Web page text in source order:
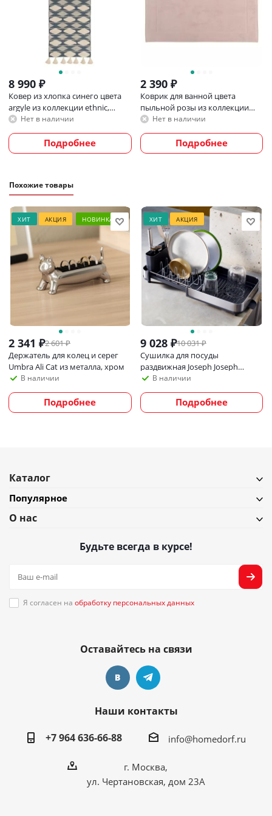
8 990 ₽
Ковер из хлопка синего цвета
argyle из коллекции ethnic,
70х160 см
Нет в наличии
Подробнее
2 390₽
Коврик для ванной цвета
пыльной розы из коллекции
Tkano Essential, 50х80 см
Нет в наличии
Подробнее
Похожие товары
ХИТ АКЦИЯ НОВИНКА
2 341 ₽2 601₽
Держатель для колец и серег
Umbra Ali Cat из металла, хром
В наличии
Подробнее
ХИТ АКЦИЯ
9 028₽10 031₽
Сушилка для посуды
раздвижная Joseph Joseph
Extend Steel Slim
В наличии
Подробнее
Каталог
Популярное
О нас
Будьте всегда в курсе!
Я согласен на обработку персональных данных
Оставайтесь на связи
Наши контакты
+7 964 636-66-88
info@homedorf.ru
г. Москва,
ул. Чертановская, дом 23А